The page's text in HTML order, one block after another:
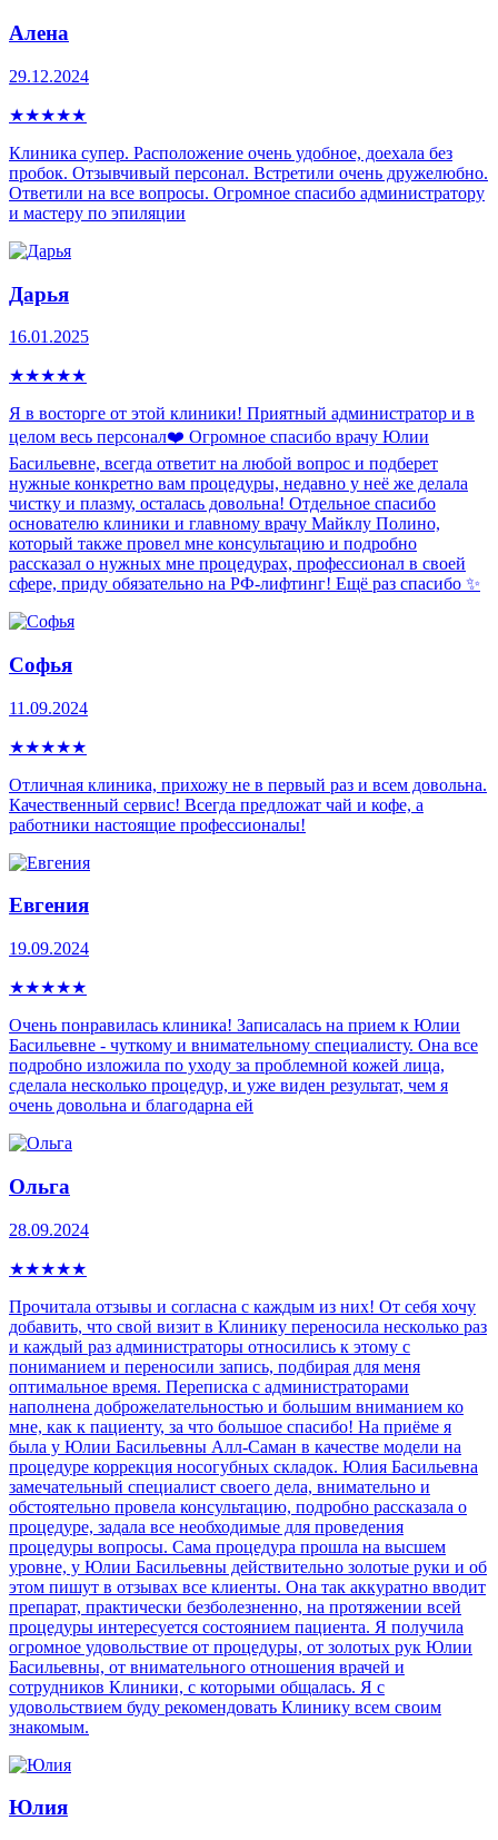
Алена
29.12.2024
★★★★★
Клиника супер. Расположение очень удобное, доехала без
пробок. Отзывчивый персонал. Встретили очень дружелюбно.
Ответили на все вопросы. Огромное спасибо администратору
и мастеру по эпиляции
Дарья
16.01.2025
★★★★★
Я в восторге от этой клиники! Приятный администратор и в
целом весь персонал❤️ Огромное спасибо врачу Юлии
Басильевне, всегда ответит на любой вопрос и подберет
нужные конкретно вам процедуры, недавно у неё же делала
чистку и плазму, осталась довольна! Отдельное спасибо
основателю клиники и главному врачу Майклу Полино,
который также провел мне консультацию и подробно
рассказал о нужных мне процедурах, профессионал в своей
сфере, приду обязательно на РФ-лифтинг! Ещё раз спасибо ✨
Софья
11.09.2024
★★★★★
Отличная клиника, прихожу не в первый раз и всем довольна.
Качественный сервис! Всегда предложат чай и кофе, а
работники настоящие профессионалы!
Евгения
19.09.2024
★★★★★
Очень понравилась клиника! Записалась на прием к Юлии
Басильевне - чуткому и внимательному специалисту. Она все
подробно изложила по уходу за проблемной кожей лица,
сделала несколько процедур, и уже виден результат, чем я
очень довольна и благодарна ей
Ольга
28.09.2024
★★★★★
Прочитала отзывы и согласна с каждым из них! От себя хочу
добавить, что свой визит в Клинику переносила несколько раз
и каждый раз администраторы относились к этому с
пониманием и переносили запись, подбирая для меня
оптимальное время. Переписка с администраторами
наполнена доброжелательностью и большим вниманием ко
мне, как к пациенту, за что большое спасибо! На приёме я
была у Юлии Басильевны Алл-Саман в качестве модели на
процедуре коррекция носогубных складок. Юлия Басильевна
замечательный специалист своего дела, внимательно и
обстоятельно провела консультацию, подробно рассказала о
процедуре, задала все необходимые для проведения
процедуры вопросы. Сама процедура прошла на высшем
уровне, у Юлии Басильевны действительно золотые руки и об
этом пишут в отзывах все клиенты. Она так аккуратно вводит
препарат, практически безболезненно, на протяжении всей
процедуры интересуется состоянием пациента. Я получила
огромное удовольствие от процедуры, от золотых рук Юлии
Басильевны, от внимательного отношения врачей и
сотрудников Клиники, с которыми общалась. Я с
удовольствием буду рекомендовать Клинику всем своим
знакомым.
Юлия